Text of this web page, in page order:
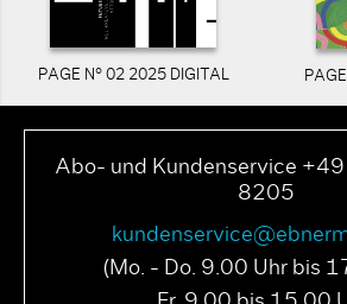
PAGE N° 02 2025 DIGITAL
Abo- und Kundenservice
8205
(Mo. - Do. 9.00 Uhr bis